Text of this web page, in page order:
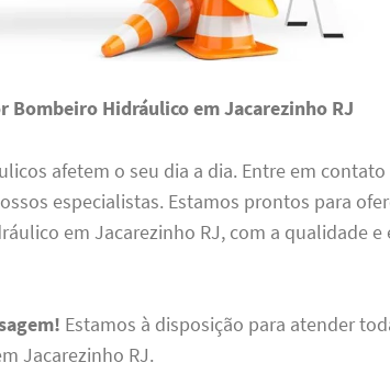
Bombeiro Hidráulico em Jacarezinho RJ
afetem o seu dia a dia. Entre em
especialistas. Estamos prontos para
em Jacarezinho RJ, com a qualidade e
Estamos à disposição para atender
Jacarezinho RJ.